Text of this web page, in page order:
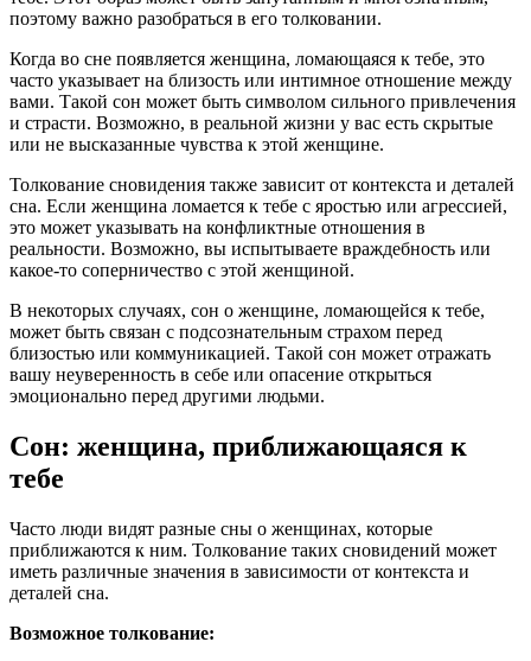
поэтому важно разобраться в его толковании.
Когда во сне появляется женщина, ломающаяся к тебе, это
часто указывает на близость или интимное отношение между
вами. Такой сон может быть символом сильного привлечения
и страсти. Возможно, в реальной жизни у вас есть скрытые
или не высказанные чувства к этой женщине.
Толкование сновидения также зависит от контекста и деталей
сна. Если женщина ломается к тебе с яростью или агрессией,
это может указывать на конфликтные отношения в
реальности. Возможно, вы испытываете враждебность или
какое-то соперничество с этой женщиной.
В некоторых случаях, сон о женщине, ломающейся к тебе,
может быть связан с подсознательным страхом перед
близостью или коммуникацией. Такой сон может отражать
вашу неуверенность в себе или опасение открыться
эмоционально перед другими людьми.
Сон: женщина, приближающаяся к
тебе
Часто люди видят разные сны о женщинах, которые
приближаются к ним. Толкование таких сновидений может
иметь различные значения в зависимости от контекста и
деталей сна.
Возможное толкование: